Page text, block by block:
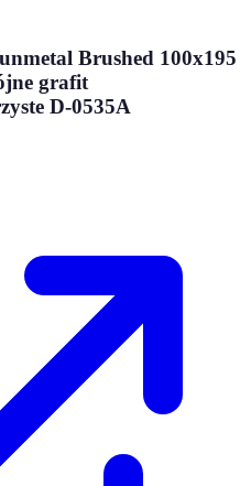
Brushed 100x195
grafit
D-0535A